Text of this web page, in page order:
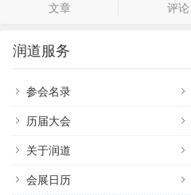
文章 评论
润道服务
参会名录
历届大会
关于润道
会展日历